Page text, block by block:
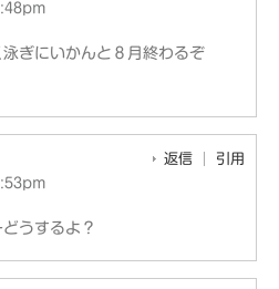
ぎにいかんと８月終わるぞ
返信 引用
うするよ？